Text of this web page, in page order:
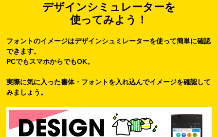
デザインシミュレーターを
使ってみよう！
フォントのイメージはデザインシュミレーターを使って簡単に確認
できます。
PCでもスマホからでもOK。
実際に気に入った書体・フォントを入れ込んでイメージを確認して
みましょう。